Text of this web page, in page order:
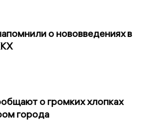
о нововведениях в
о громких хлопках
города